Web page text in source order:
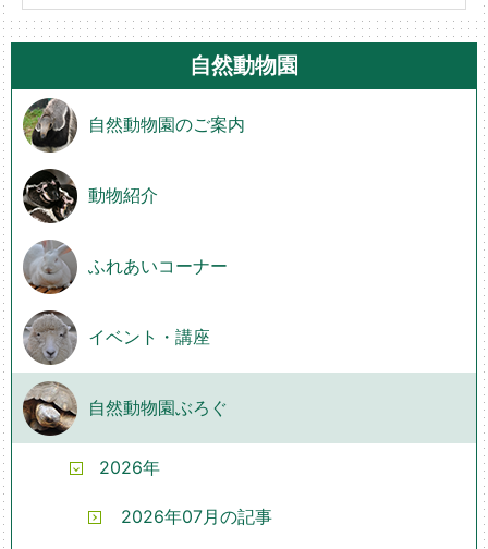
自然動物園
自然動物園のご案内
動物紹介
ふれあいコーナー
イベント・講座
自然動物園ぶろぐ
2026年
2026年07月の記事